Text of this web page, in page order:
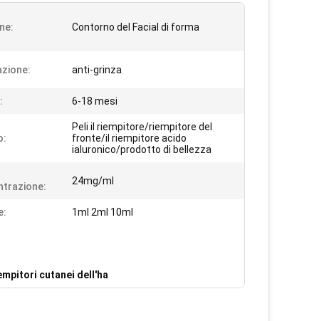
Contorno del Facial di forma
anti-grinza
6-18 mesi
Peli il riempitore/riempitore del
fronte/il riempitore acido
ialuronico/prodotto di bellezza
24mg/ml
1ml 2ml 10ml
cutanei dell'ha